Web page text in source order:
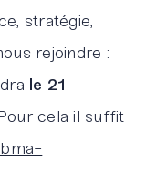
stratégie,
rejoindre :
le 21
cela il suffit